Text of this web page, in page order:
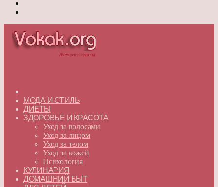
МОДА И СТИЛЬ
ДИЕТЫ
ЗДОРОВЬЕ И КРАСОТА
Уход за волосами
Уход за лицом
Уход за телом
Уход за кожей
Психология
КУЛИНАРИЯ
ДОМАШНИЙ БЫТ